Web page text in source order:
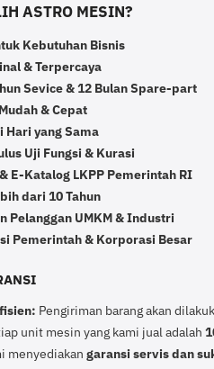
ASTRO MESIN?
Kebutuhan Bisnis
& Terpercaya
Sevice & 12 Bulan Spare-part
& Cepat
yang Sama
Uji Fungsi & Kurasi
E-Katalog LKPP Pemerintah RI
dari 10 Tahun
Pelanggan UMKM & Industri
Pemerintah & Korporasi Besar
Pengiriman barang akan
unit mesin yang kami jual adalah
menyediakan garansi servis dan